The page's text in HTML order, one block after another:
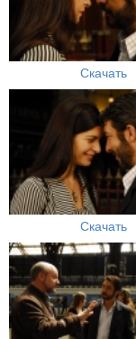
Скачать
Скачать